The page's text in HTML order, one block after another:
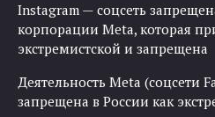
Instagram — соцсеть
корпорации Meta, которая
экстремистской и запрещена
Деятельность Meta (соцсети
запрещена в России как